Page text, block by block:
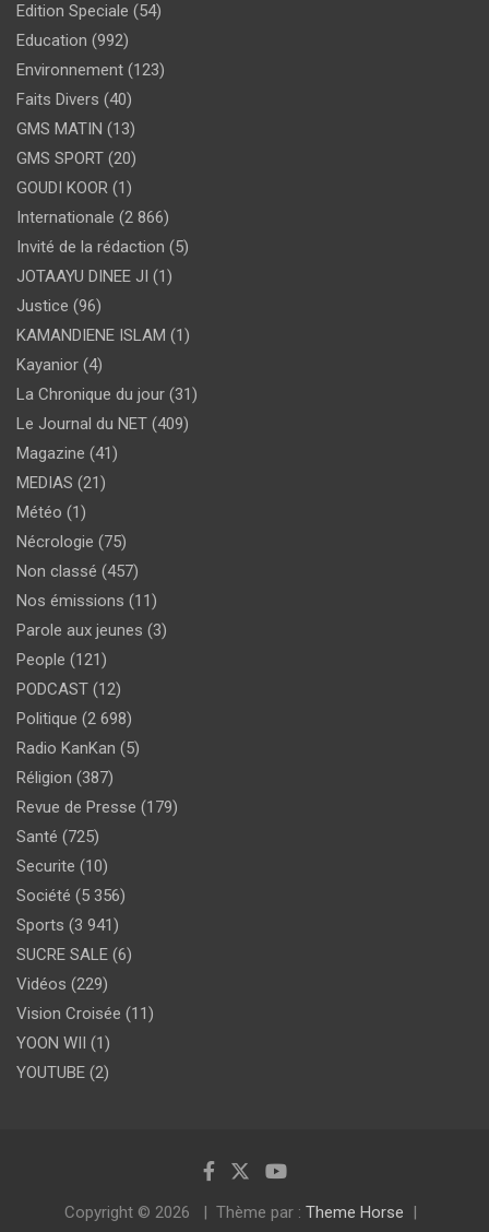
Edition Speciale (54)
Education (992)
Environnement (123)
Faits Divers (40)
GMS MATIN (13)
GMS SPORT (20)
GOUDI KOOR (1)
Internationale (2 866)
Invité de la rédaction (5)
JOTAAYU DINEE JI (1)
Justice (96)
KAMANDIENE ISLAM (1)
Kayanior (4)
La Chronique du jour (31)
Le Journal du NET (409)
Magazine (41)
MEDIAS (21)
Météo (1)
Nécrologie (75)
Non classé (457)
Nos émissions (11)
Parole aux jeunes (3)
People (121)
PODCAST (12)
Politique (2 698)
Radio KanKan (5)
Réligion (387)
Revue de Presse (179)
Santé (725)
Securite (10)
Société (5 356)
Sports (3 941)
SUCRE SALE (6)
Vidéos (229)
Vision Croisée (11)
YOON WII (1)
YOUTUBE (2)
Copyright © 2026 Thème par : Theme Horse